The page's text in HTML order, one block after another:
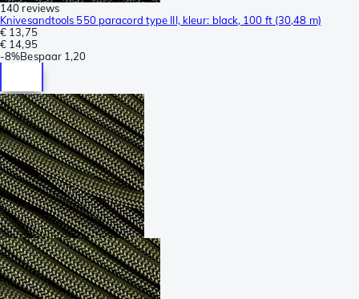
140 reviews
Knivesandtools 550 paracord type III, kleur: black, 100 ft (30,48 m)
€ 13,75
€ 14,95
-8%Bespaar 1,20